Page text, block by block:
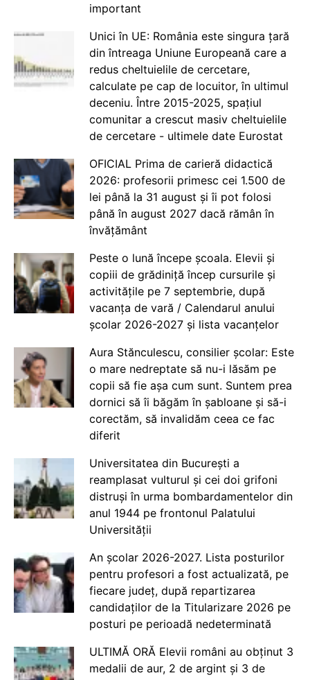
important
Unici în UE: România este singura țară
din întreaga Uniune Europeană care a
redus cheltuielile de cercetare,
calculate pe cap de locuitor, în ultimul
deceniu. Între 2015-2025, spațiul
comunitar a crescut masiv cheltuielile
de cercetare - ultimele date Eurostat
OFICIAL Prima de carieră didactică
2026: profesorii primesc cei 1.500 de
lei până la 31 august și îi pot folosi
până în august 2027 dacă rămân în
învățământ
Peste o lună începe școala. Elevii și
copiii de grădiniță încep cursurile și
activitățile pe 7 septembrie, după
vacanța de vară / Calendarul anului
școlar 2026-2027 și lista vacanțelor
Aura Stănculescu, consilier școlar: Este
o mare nedreptate să nu-i lăsăm pe
copii să fie așa cum sunt. Suntem prea
dornici să îi băgăm în șabloane și să-i
corectăm, să invalidăm ceea ce fac
diferit
Universitatea din București a
reamplasat vulturul și cei doi grifoni
distruși în urma bombardamentelor din
anul 1944 pe frontonul Palatului
Universității
An școlar 2026-2027. Lista posturilor
pentru profesori a fost actualizată, pe
fiecare județ, după repartizarea
candidaților de la Titularizare 2026 pe
posturi pe perioadă nedeterminată
ULTIMĂ ORĂ Elevii români au obținut 3
medalii de aur, 2 de argint și 3 de